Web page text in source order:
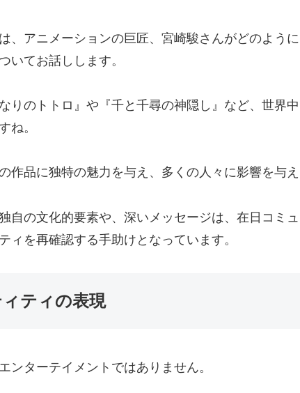
、アニメーションの巨匠、宮崎駿さんがどのよう
いてお話しします。
りのトトロ』や『千と千尋の神隠し』など、世界
ね。
作品に独特の魅力を与え、多くの人々に影響を与え
自の文化的要素や、深いメッセージは、在日コミ
ィを再確認する手助けとなっています。
ティの表現
ンターテイメントではありません。